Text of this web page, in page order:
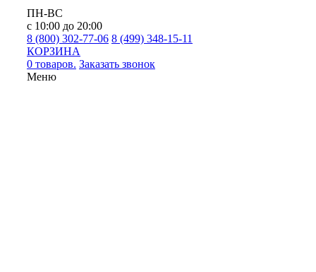
ПН-ВС
с 10:00 до 20:00
8 (800) 302-77-06 8 (499) 348-15-11
КОРЗИНА
0 товаров. Заказать звонок
Меню